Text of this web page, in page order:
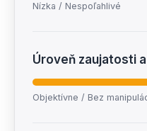
Nízka / Nespoľahlivé
Úroveň zaujatosti
Objektívne / Bez